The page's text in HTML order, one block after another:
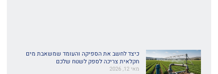
כיצד לחשב את הספיקה והעומד שמשאבת מים
חקלאית צריכה לספק לשטח שלכם
מאי 12, 2026